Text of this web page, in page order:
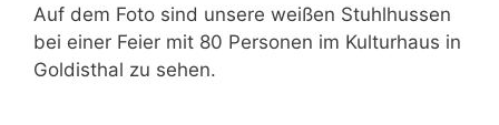
Auf dem Foto sind unsere weißen Stuhlhussen
bei einer Feier mit 80 Personen im Kulturhaus in
Goldisthal zu sehen.